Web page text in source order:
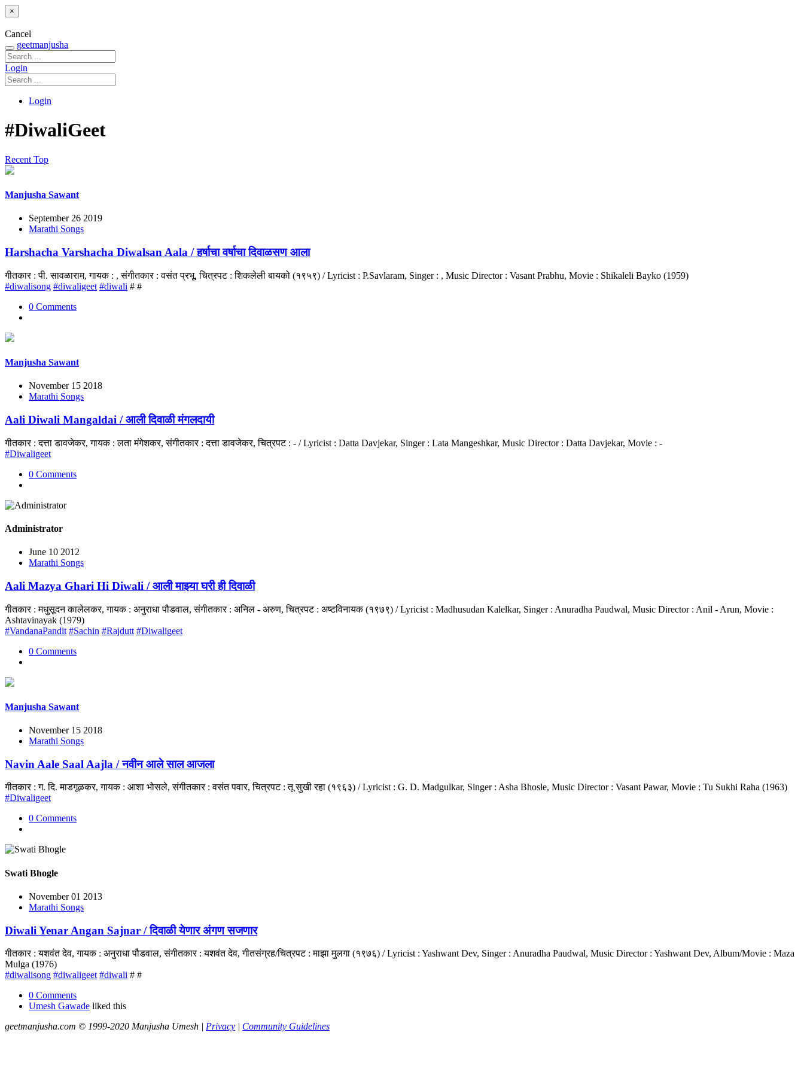
×
Cancel
geetmanjusha
Login
Login
#DiwaliGeet
Recent Top
Manjusha Sawant
September 26 2019
Marathi Songs
Harshacha Varshacha Diwalsan Aala / हर्षाचा वर्षाचा दिवाळसण आला
गीतकार : पी. सावळाराम, गायक : , संगीतकार : वसंत प्रभू, चित्रपट : शिकलेली बायको (१९५९) / Lyricist : P.Savlaram, Singer : , Music Director : Vasant Prabhu, Movie : Shikaleli Bayko (1959)
#diwalisong #diwaligeet #diwali # #
0 Comments
Manjusha Sawant
November 15 2018
Marathi Songs
Aali Diwali Mangaldai / आली दिवाळी मंगलदायी
गीतकार : दत्ता डावजेकर, गायक : लता मंगेशकर, संगीतकार : दत्ता डावजेकर, चित्रपट : - / Lyricist : Datta Davjekar, Singer : Lata Mangeshkar, Music Director : Datta Davjekar, Movie : -
#Diwaligeet
0 Comments
Administrator
June 10 2012
Marathi Songs
Aali Mazya Ghari Hi Diwali / आली माझ्या घरी ही दिवाळी
गीतकार : मधुसूदन कालेलकर, गायक : अनुराधा पौडवाल, संगीतकार : अनिल - अरुण, चित्रपट : अष्टविनायक (१९७९) / Lyricist : Madhusudan Kalelkar, Singer : Anuradha Paudwal, Music Director : Anil - Arun, Movie :
Ashtavinayak (1979)
#VandanaPandit #Sachin #Rajdutt #Diwaligeet
0 Comments
Manjusha Sawant
November 15 2018
Marathi Songs
Navin Aale Saal Aajla / नवीन आले साल आजला
गीतकार : ग. दि. माडगूळकर, गायक : आशा भोसले, संगीतकार : वसंत पवार, चित्रपट : तू सुखी रहा (१९६३) / Lyricist : G. D. Madgulkar, Singer : Asha Bhosle, Music Director : Vasant Pawar, Movie : Tu Sukhi Raha (1963)
#Diwaligeet
0 Comments
Swati Bhogle
November 01 2013
Marathi Songs
Diwali Yenar Angan Sajnar / दिवाळी येणार अंगण सजणार
गीतकार : यशवंत देव, गायक : अनुराधा पौडवाल, संगीतकार : यशवंत देव, गीतसंग्रह/चित्रपट : माझा मुलगा (१९७६) / Lyricist : Yashwant Dev, Singer : Anuradha Paudwal, Music Director : Yashwant Dev, Album/Movie : Maza
Mulga (1976)
#diwalisong #diwaligeet #diwali # #
0 Comments
Umesh Gawade liked this
geetmanjusha.com © 1999-2020 Manjusha Umesh | Privacy | Community Guidelines